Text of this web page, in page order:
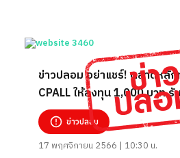
ข่าวปลอม อย่าแชร์! ตลาดหลั
CPALL ให้ลงทุน 1,000 บาท
ผู้เชี่ยวชาญดูแลทุกขั้นตอน
ข่าวปลอม
17 พฤศจิกายน 2566 | 10:30 น.